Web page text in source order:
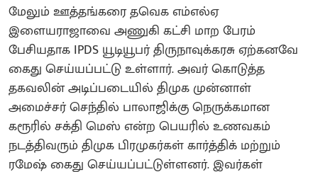
மேலும் ஊத்தங்கரை தவெக எம்எல்ஏ
இளையராஜாவை அணுகி கட்சி மாற பேரம்
பேசியதாக IPDS யூடியூபர் திருநாவுக்கரசு ஏற்கனவே
கைது செய்யப்பட்டு உள்ளார். அவர் கொடுத்த
தகவலின் அடிப்படையில் திமுக முன்னாள்
அமைச்சர் செந்தில் பாலாஜிக்கு நெருக்கமான
கரூரில் சக்தி மெஸ் என்ற பெயரில் உணவகம்
நடத்திவரும் திமுக பிரமுகர்கள் கார்த்திக் மற்றும்
ரமேஷ் கைது செய்யப்பட்டுள்ளனர். இவர்கள்